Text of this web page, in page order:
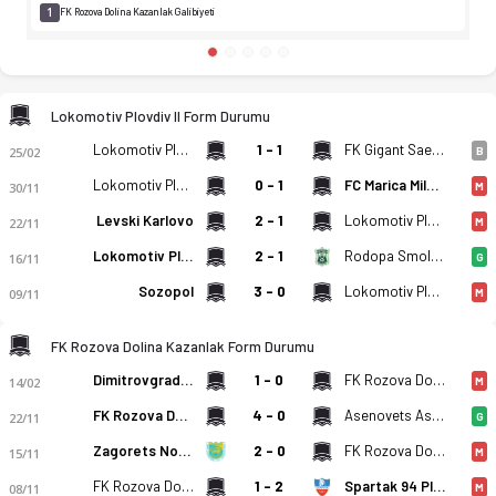
1 FK Rozova Dolina Kazanlak Galibiyeti
Lokomotiv Plovdiv II Form Durumu
25/02 Lokomotiv Plovdiv II 1 - 1 FK Gigant Saedinenie B
30/11 Lokomotiv Plovdiv II 0 - 1 FC Marica Milevo M
22/11 Levski Karlovo 2 - 1 Lokomotiv Plovdiv II M
16/11 Lokomotiv Plovdiv II 2 - 1 Rodopa Smolyan G
09/11 Sozopol 3 - 0 Lokomotiv Plovdiv II M
FK Rozova Dolina Kazanlak Form Durumu
14/02 Dimitrovgrad 1947 1 - 0 FK Rozova Dolina Kazanlak M
22/11 FK Rozova Dolina Kazanlak 4 - 0 Asenovets Asenovgrad G
15/11 Zagorets Nova Zagora 2 - 0 FK Rozova Dolina Kazanlak M
08/11 FK Rozova Dolina Kazanlak 1 - 2 Spartak 94 Plovdiv M